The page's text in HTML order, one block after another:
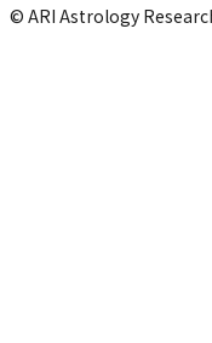
© ARI Astrology